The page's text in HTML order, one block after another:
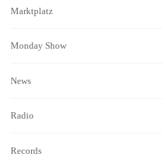
Marktplatz
Monday Show
News
Radio
Records